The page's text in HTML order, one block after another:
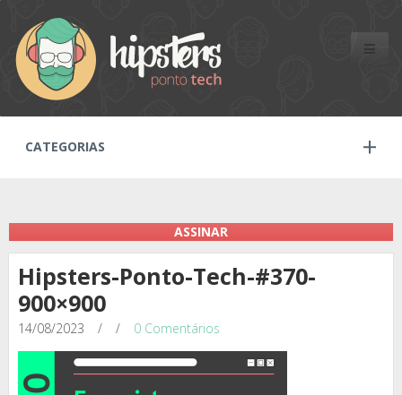
Toggle
CATEGORIAS
ASSINAR
Hipsters-Ponto-Tech-#370-
900×900
14/08/2023 / / 0 Comentários